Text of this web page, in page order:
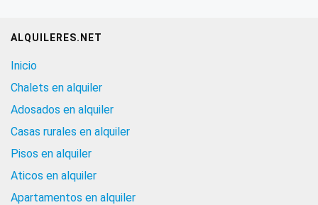
ALQUILERES.NET
Inicio
Chalets en alquiler
Adosados en alquiler
Casas rurales en alquiler
Pisos en alquiler
Aticos en alquiler
Apartamentos en alquiler